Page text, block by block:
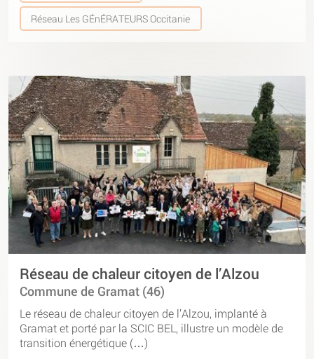
Réseau Les GÉnÉRATEURS Occitanie
Réseau de chaleur citoyen de l’Alzou
Commune de Gramat (46)
Le réseau de chaleur citoyen de l’Alzou, implanté à
Gramat et porté par la SCIC BEL, illustre un modèle de
transition énergétique (…)